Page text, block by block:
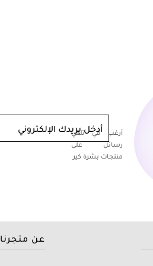
أدخل بريدك الإلكتروني
أرغب في تلقي
رسائل على
منتجات بشرة كير
عن متجرنا